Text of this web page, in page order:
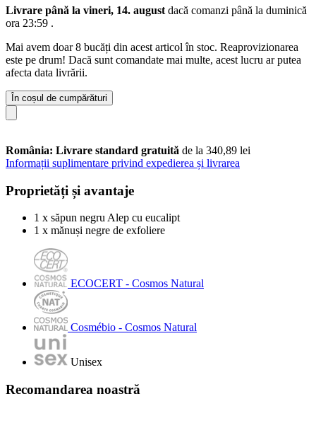
Livrare până la vineri, 14. august dacă comanzi până la duminică
ora 23:59 .
Mai avem doar 8 bucăți din acest articol în stoc. Reaprovizionarea
este pe drum! Dacă sunt comandate mai multe, acest lucru ar putea
afecta data livrării.
În coșul de cumpărături
România: Livrare standard gratuită de la 340,89 lei
Informații suplimentare privind expedierea și livrarea
Proprietăți și avantaje
1 x săpun negru Alep cu eucalipt
1 x mănuși negre de exfoliere
ECOCERT - Cosmos Natural
Cosmébio - Cosmos Natural
Unisex
Recomandarea noastră